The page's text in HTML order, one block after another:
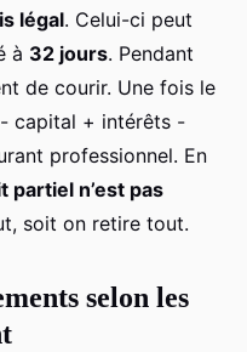
légal. Celui-ci peut
à 32 jours. Pendant
de courir. Une fois le
capital + intérêts -
professionnel. En
partiel n’est pas
soit on retire tout.
selon les